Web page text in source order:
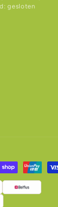
gesloten